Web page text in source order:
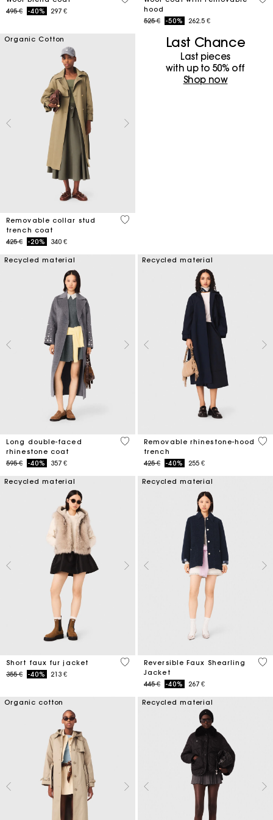
Price reduced from
495 €to-40% 297 €
hood
Price reduced from
525 €to-50% 262.5 €
Organic Cotton
Removable collar stud
trench coat
Price reduced from
425 €to-20% 340 €
5 out of 5 Customer Rating
Last Chance
Last pieces
with up to 50%​ off
Shop now
Recycled material
Long double-faced
rhinestone coat
Price reduced from
595 €to-40% 357 €
3,3 out of 5 Customer Rating
Recycled material
Removable rhinestone-hood
trench
Price reduced from
425 €to-40% 255 €
5
Recycled material
Short faux fur jacket
Price reduced from
355 €to-40% 213 €
4,5 out of 5 Customer Rating
Recycled material
Reversible Faux Shearling
Jacket
Price reduced from
445 €to-40% 267 €
4,8
Organic cotton Recycled material